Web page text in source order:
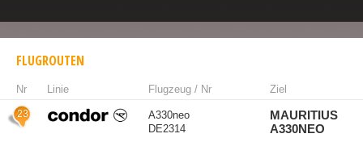
FLUGROUTEN
Nr Linie Flugzeug / Nr Ziel
23
A330neo
DE2314
MAURITIUS
A330NEO